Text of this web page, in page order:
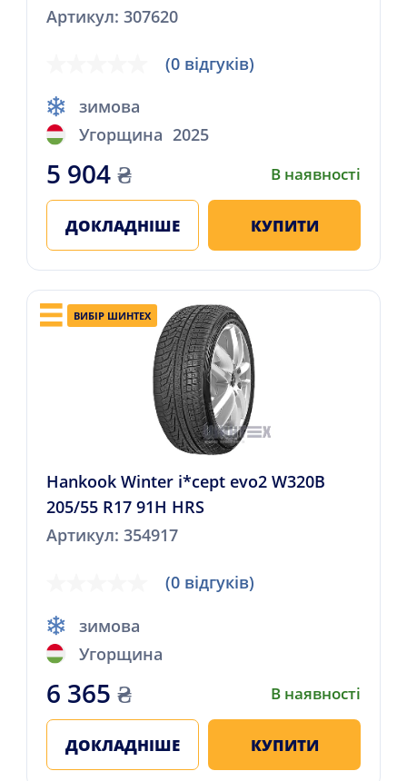
Артикул: 307620
(0 відгуків)
зимова
Угорщина 2025
5 904₴ В наявності
ДОКЛАДНІШЕ КУПИТИ
ВИБІР ШИНТЕХ
Hankook Winter i*cept evo2 W320B
205/55 R17 91H HRS
Артикул: 354917
(0 відгуків)
зимова
Угорщина
6 365 ₴ В наявності
ДОКЛАДНІШЕ КУПИТИ